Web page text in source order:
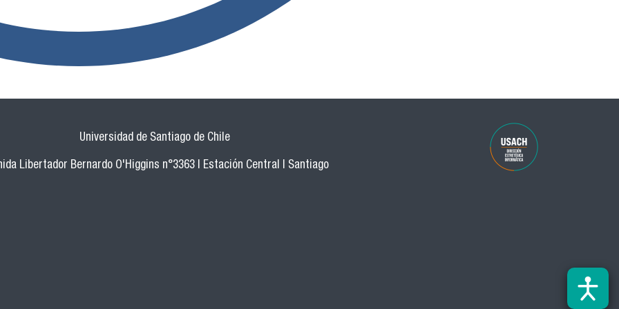
Universidad de Santiago de Chile
Libertador Bernardo O'Higgins n°3363 | Estación Central | Santiago